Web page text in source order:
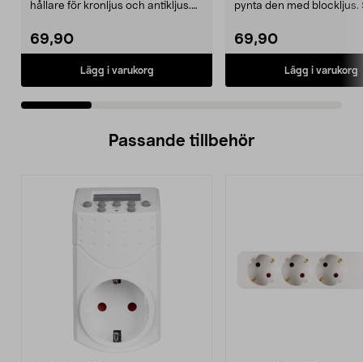
hållare för kronljus och antikljus.
69,90
Lägg i varukorg
pynta den med blockljus.
69,90
Lägg i varukorg
Passande tillbehör